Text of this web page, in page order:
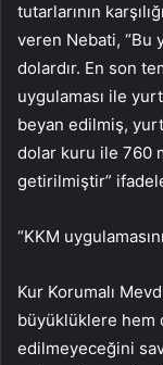
tutarlarının
veren Nebati, “Bu
dolardır. En son
uygulaması ile
beyan edilmiş,
dolar kuru ile 760
getirilmiştir”
“KKM
Kur Korumalı
büyüklüklere hem
edilmeyeceğini